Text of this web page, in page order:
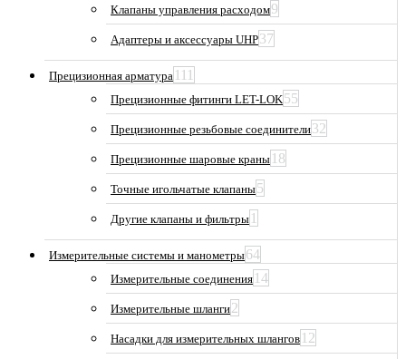
Клапаны управления расходом9
Адаптеры и аксессуары UHP37
Прецизионная арматура 111
Прецизионные фитинги LET-LOK55
Прецизионные резьбовые соединители32
Прецизионные шаровые краны 18
Точные игольчатые клапаны5
Другие клапаны и фильтры 1
Измерительные системы и манометры64
Измерительные соединения 14
Измерительные шланги2
Насадки для измерительных шлангов 12